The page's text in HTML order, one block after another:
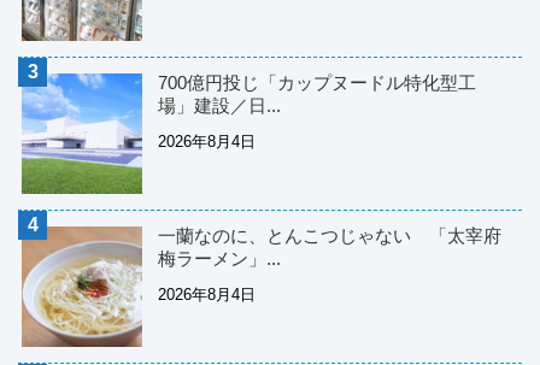
700億円投じ「カップヌードル特化型工
場」建設／日...
2026年8月4日
一蘭なのに、とんこつじゃない 「太宰府
梅ラーメン」...
2026年8月4日